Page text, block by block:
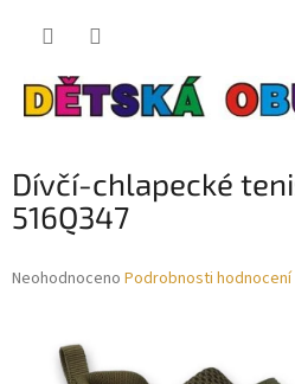
Dívčí-chlapecké
516Q347
Průměrné
Neohodnoceno Podrobnosti hodnocení